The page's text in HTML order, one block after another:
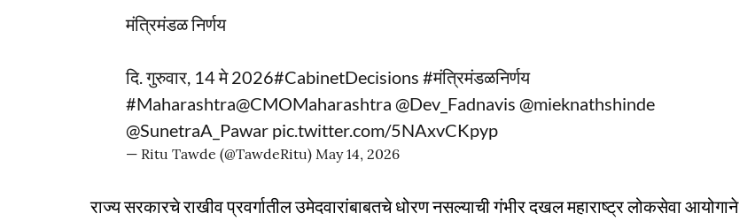
मंत्रिमंडळ निर्णय
दि. गुरुवार, 14 मे 2026#CabinetDecisions #मंत्रिमंडळनिर्णय
#Maharashtra@CMOMaharashtra @Dev_Fadnavis @mieknathshinde
@SunetraA_Pawar pic.twitter.com/5NAxvCKpyp
— Ritu Tawde (@TawdeRitu) May 14, 2026
राज्य सरकारचे राखीव प्रवर्गातील उमेदवारांबाबतचे धोरण नसल्याची गंभीर दखल महाराष्ट्र लोकसेवा आयोगाने